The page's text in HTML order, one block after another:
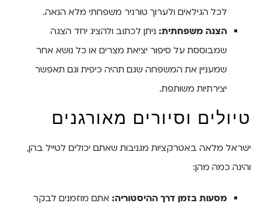
לכל הגילאים ולערוך טורניר משפחתי מלא הנאה.
הצגה משפחתית: ניתן לכתוב ולהציג יחד הצגה
שמבוססת על סיפור יציאת מצרים או כל נושא אחר
שמעניין את המשפחה שגם תהיה כיפית וגם תאפשר
יצירתיות משותפת.
טיולים וסיורים מאורגנים
ישראל מלאה באטרקציות מגניבות שאתם יכולים לטייל בהן,
והינה כמה מהן:
מסעות בזמן דרך ההיסטוריה: אתם מוזמנים לבקר